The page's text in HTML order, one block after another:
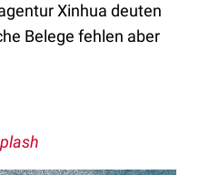
Xinhua deuten
Belege fehlen aber